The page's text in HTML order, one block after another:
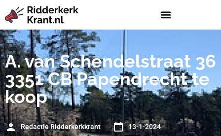
A. van Schendelstraat 36
3351 CB Papendrecht te
koop
Redactie Ridderkerkkrant 13-1-2024